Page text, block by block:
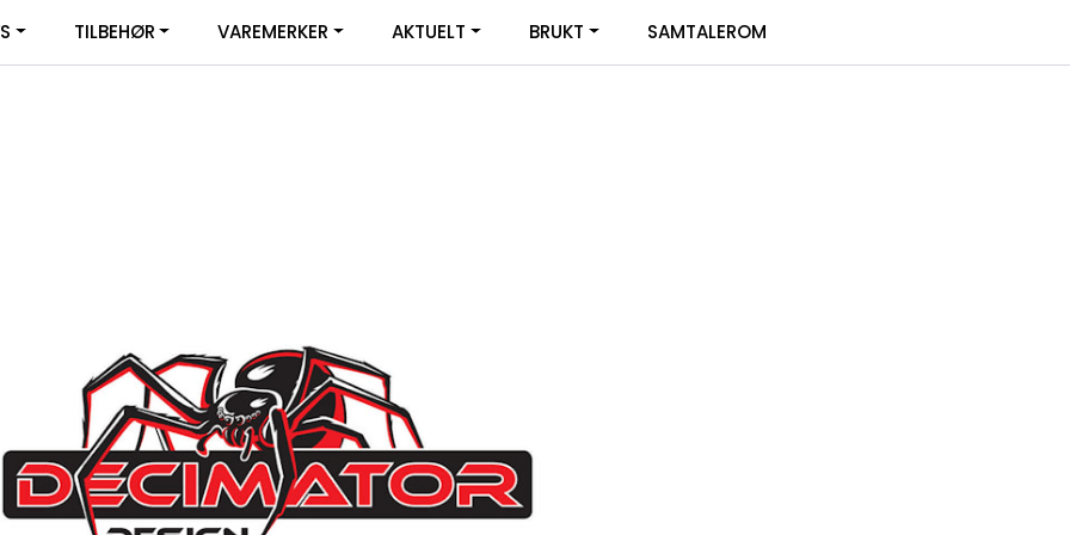
SERVICE | FACEBOOK Infosenter Favoritter
TILBEHØR VAREMERKER AKTUELT BRUKT SAMTALEROM